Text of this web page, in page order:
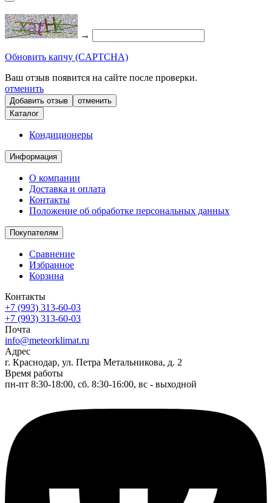
→
Обновить капчу (CAPTCHA)
Ваш отзыв появится на сайте после проверки.
отменить
отменить
Каталог
Кондиционеры
Информация
О компании
Доставка и оплата
Контакты
Положение об обработке персональных данных
Покупателям
Сравнение
Избранное
Корзина
Контакты
+7 (993) 313-60-03
+7 (993) 313-60-03
Почта
info@meteorklimat.ru
Адрес
г. Краснодар, ул. Петра Метальникова, д. 2
Время работы
пн-пт 8:30-18:00, сб. 8:30-16:00, вс - выходной